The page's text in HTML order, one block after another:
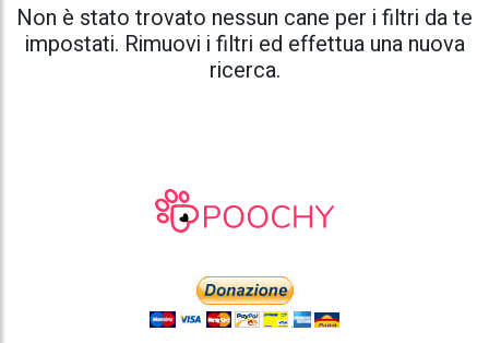
Non è stato trovato nessun cane per i filtri da te
impostati. Rimuovi i filtri ed effettua una nuova
ricerca.